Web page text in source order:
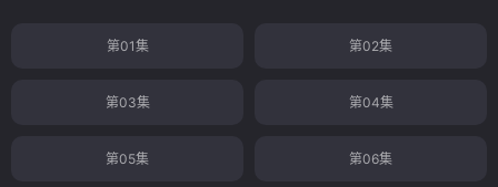
第01集 第02集
第03集 第04集
第05集 第06集